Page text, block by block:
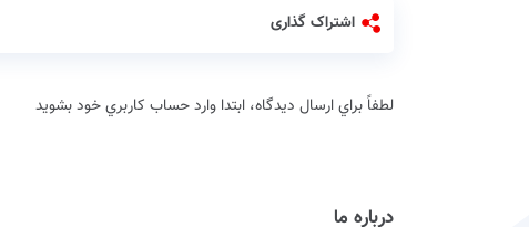
اشتراک گذاری
لطفاً براي ارسال دیدگاه، ابتدا وارد حساب كاربري خود بشويد
درباره ما